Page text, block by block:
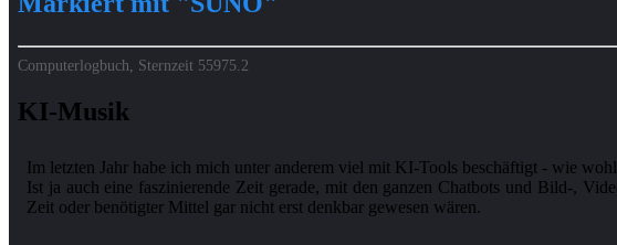
Computerlogbuch, Sternzeit 55975.2
KI-Musik
Im letzten Jahr habe ich mich unter anderem viel mit KI-Tools beschäftigt - wie
Ist ja auch eine faszinierende Zeit gerade, mit den ganzen Chatbots und Bild-,
Zeit oder benötigter Mittel gar nicht erst denkbar gewesen wären.